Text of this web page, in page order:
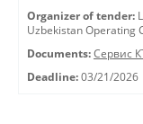
Organizer of tender:
Uzbekistan Operating
Documents: Сервис
Deadline: 03/21/2026